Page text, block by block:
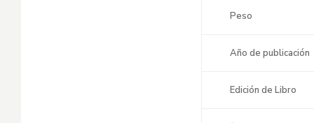
Peso
Año de publicación
Edición de Libro